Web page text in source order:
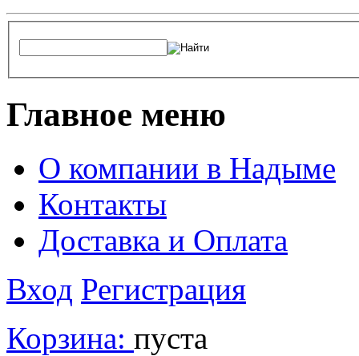
Главное меню
О компании в Надыме
Контакты
Доставка и Оплата
Вход Регистрация
Корзина: пуста